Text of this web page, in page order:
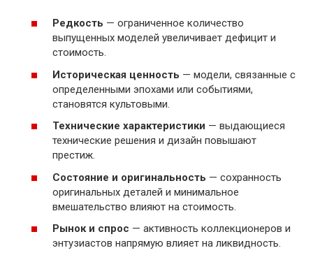
Редкость — ограниченное количество
выпущенных моделей увеличивает дефицит и
стоимость.
Историческая ценность — модели, связанные с
определенными эпохами или событиями,
становятся культовыми.
Технические характеристики — выдающиеся
технические решения и дизайн повышают
престиж.
Состояние и оригинальность — сохранность
оригинальных деталей и минимальное
вмешательство влияют на стоимость.
Рынок и спрос — активность коллекционеров и
энтузиастов напрямую влияет на ликвидность.